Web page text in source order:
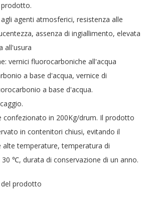
agenti atmosferici, resistenza alle
assenza di ingiallimento, elevata
all'usura
vernici fluorocarboniche all'acqua
a base d'acqua, vernice di
a base d'acqua.
in 200Kg/drum. Il prodotto
in contenitori chiusi, evitando il
alte temperature, temperatura di
℃, durata di conservazione di un anno.
prodotto